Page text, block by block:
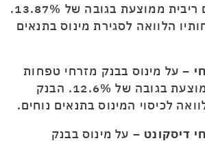
הפועלים משלמים ריבית ממוצעת בגובה של 13.87%.
הלוואה לסגירת מינוס בתנאים
– על מינוס בבנק מזרחי טפחות
משלמים ריבית ממוצעת בגובה של 12.6%. הבנק
לכיסוי המינוס בתנאים נוחים.
דיסקונט – על מינוס בבנק